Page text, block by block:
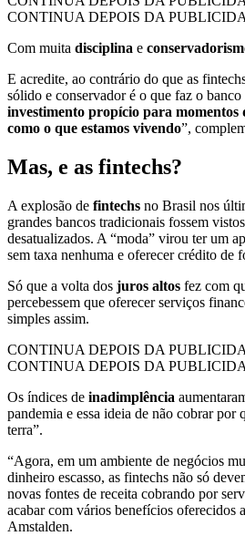
CONTINUA DEPOIS DA
Com muita disciplina e
E acredite, ao contrário do que as
sólido e conservador é o que faz o
investimento propício para momentos
como o que estamos vivendo”,
Mas, e as fintechs?
A explosão de fintechs no Brasil nos
grandes bancos tradicionais fossem
desatualizados. A “moda” virou ter um
sem taxa nenhuma e oferecer crédito de
Só que a volta dos juros altos fez com
percebessem que oferecer serviços
simples assim.
CONTINUA DEPOIS DA
CONTINUA DEPOIS DA
Os índices de inadimplência
pandemia e essa ideia de não cobrar por
terra”.
“Agora, em um ambiente de negócios
dinheiro escasso, as fintechs não só
novas fontes de receita cobrando por
acabar com vários benefícios oferecidos
Amstalden.